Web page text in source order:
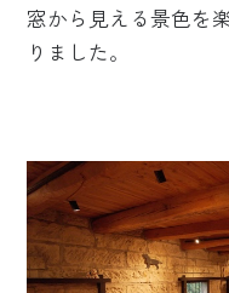
窓から見える景色を
りました。